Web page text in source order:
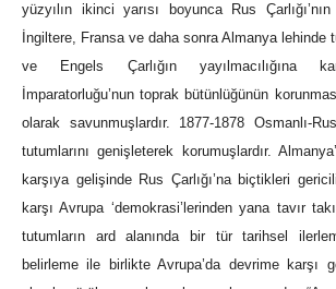
yüzyılın ikinci yarısı boyunca Rus
İngiltere, Fransa ve daha sonra Almanya lehinde
ve Engels Çarlığın yayılmacılığına
İmparatorluğu’nun toprak bütünlüğünün
olarak savunmuşlardır. 1877-1878 Osmanlı-
tutumlarını genişleterek korumuşlardır.
karşıya gelişinde Rus Çarlığı’na biçtikleri
karşı Avrupa ‘demokrasi’lerinden yana tavır
tutumların ard alanında bir tür tarihsel
belirleme ile birlikte Avrupa’da devrime karşı